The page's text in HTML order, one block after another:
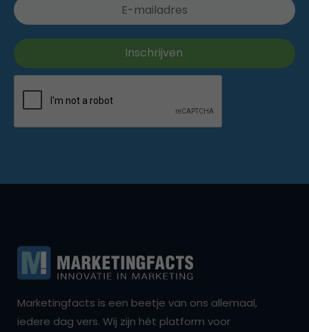
Marketingfacts is een beetje van ons allemaal,
iedere dag vers. Wij zijn hét platform voor